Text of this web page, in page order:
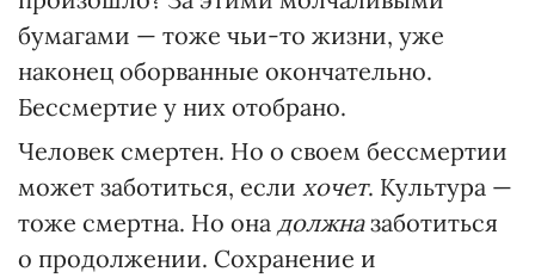
бумагами — тоже чьи-то жизни, уже
наконец оборванные окончательно.
Бессмертие у них отобрано.
Человек смертен. Но о своем бессмертии
может заботиться, если хочет. Культура —
тоже смертна. Но она должназаботиться
о продолжении. Сохранение и